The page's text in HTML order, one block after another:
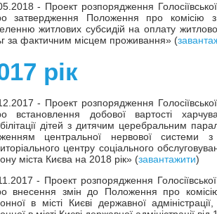
- Проект розпорядження
затвердження Положення про комісію
житлових субсидій на оплату
за фактичним місцем проживання» (
рік
- Проект розпорядження Голосіївської
встановлення добової вартості
дітей з дитячим церебральним
центральної нервової системи
центру соціального
міста Києва на 2018 рік» (завантажити)
- Проект розпорядження
внесення змін до Положення про
в місті Києві державної